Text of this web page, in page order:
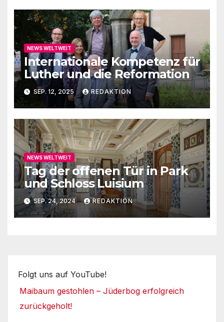
NEWS WELTWEIT
Internationale Kompetenz für
Luther und die Reformation
SEP. 12, 2025 REDAKTION
NEWS WELTWEIT
Tag der offenen Tür in Park
und Schloss Luisium
SEP. 24, 2024 REDAKTION
Folgt uns auf YouTube!
Maibaum gestohlen – Jüderbog erfolgreich
zurückgeholt!